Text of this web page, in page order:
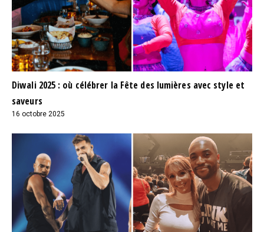
Diwali 2025 : où célébrer la Fête des lumières avec style et
saveurs
16 octobre 2025